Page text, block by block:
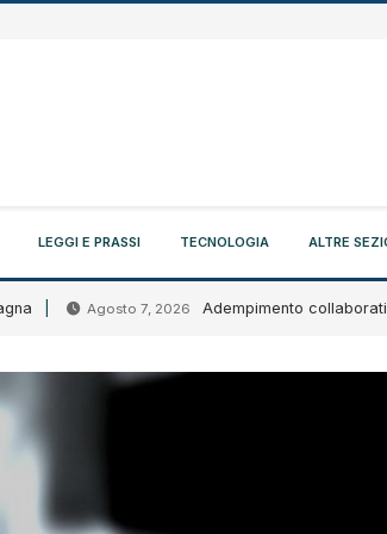
LEGGI E PRASSI TECNOLOGIA ALTRE
Agosto 7, 2026 Adempimento collaborativo: